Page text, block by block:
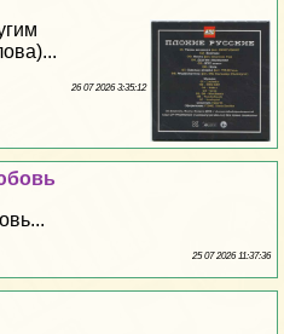
26 07 2026 3:35:12
25 07 2026 11:37:36